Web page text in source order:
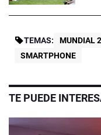
TEMAS: MUNDIAL
SMARTPHONE
TE PUEDE